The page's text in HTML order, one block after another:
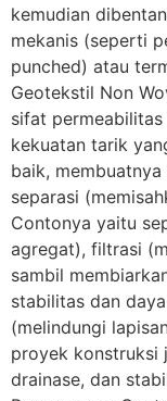
kemudian
mekanis (seperti
punched) atau
Geotekstil Non
sifat
kekuatan tarik
baik,
separasi
Contonya yaitu
agregat), filtrasi
sambil
stabilitas dan
(melindungi
proyek konstruksi
drainase, dan